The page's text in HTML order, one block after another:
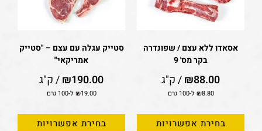
אסאדו ללא עצם / שפונדרה
בקר מס' 9
₪88.00 / ק"ג
₪8.80 ל-100 גרם
בחירת אפשרויות
סטייק עגלה עם עצם – "סטייק
אמריקאי"
₪190.00 / ק"ג
₪19.00 ל-100 גרם
בחירת אפשרויות